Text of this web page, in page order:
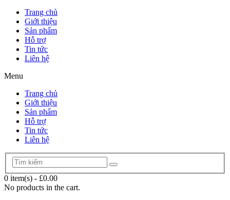
Trang chủ
Giới thiệu
Sản phẩm
Hỗ trợ
Tin tức
Liên hệ
Menu
Trang chủ
Giới thiệu
Sản phẩm
Hỗ trợ
Tin tức
Liên hệ
0 item(s) - £0.00
No products in the cart.